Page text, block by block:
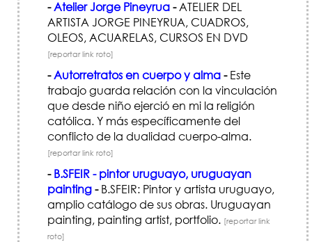
-Atelier Jorge Pineyrua-ATELIER DEL
ARTISTA JORGE PINEYRUA, CUADROS,
OLEOS, ACUARELAS, CURSOS EN DVD
[reportar link roto]
-Autorretratos en cuerpo y alma-Este
trabajo guarda relación con la vinculación
que desde niño ejerció en mi la religión
católica. Y más específicamente del
conflicto de la dualidad cuerpo-alma.
[reportar link roto]
- B.SFEIR - pintor uruguayo, uruguayan
painting-B.SFEIR: Pintor y artista uruguayo,
amplio catálogo de sus obras. Uruguayan
painting, painting artist, portfolio. [reportar link
roto]